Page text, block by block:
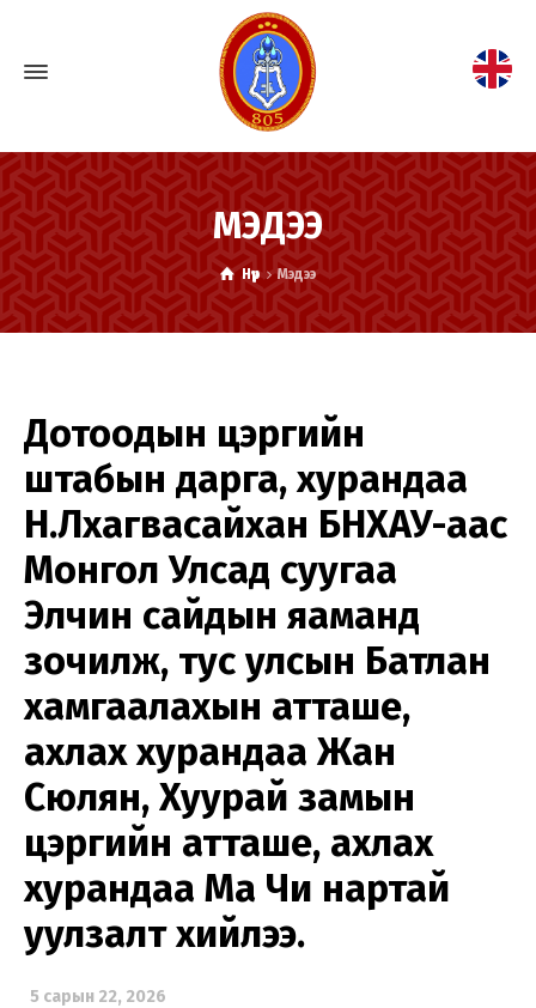
МЭДЭЭ
Нүүр Мэдээ
Дотоодын цэргийн
штабын дарга, хурандаа
Н.Лхагвасайхан БНХАУ-аас
Монгол Улсад суугаа
Элчин сайдын яаманд
зочилж, тус улсын Батлан
хамгаалахын атташе,
ахлах хурандаа Жан
Сюлян, Хуурай замын
цэргийн атташе, ахлах
хурандаа Ма Чи нартай
уулзалт хийлээ.
5 сарын 22, 2026